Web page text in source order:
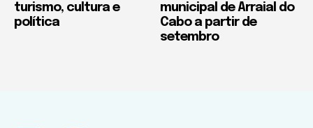
turismo, cultura e
política
municipal de Arraial do
Cabo a partir de
setembro